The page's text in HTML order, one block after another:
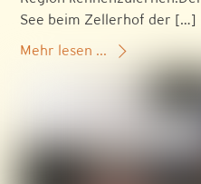
See beim Zellerhof der […]
Mehr lesen ...